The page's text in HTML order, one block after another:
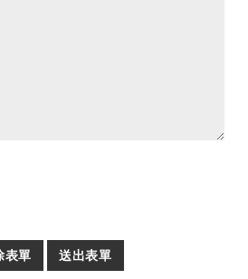
表單 送出表單